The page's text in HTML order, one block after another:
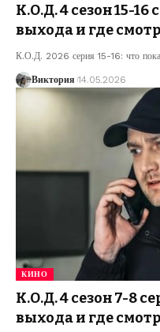
К.О.Д. 4 сезон 15-16
выхода и где
К.О.Д. 2026 серия 15-16: что
Виктория 14.05.2026
КИНО
К.О.Д. 4 сезон 7-8
выхода и где